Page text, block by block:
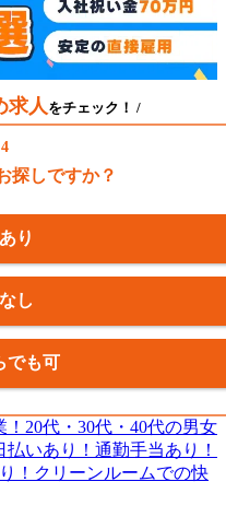
求人をチェック！ /
探しですか？
り
し
でも可